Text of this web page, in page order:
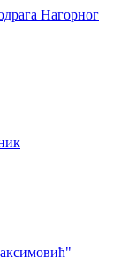
Нагорног